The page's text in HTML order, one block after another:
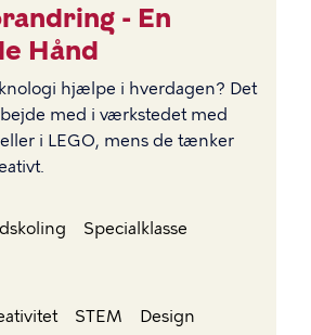
- En
Hånd
hjælpe i hverdagen? Det
med i værkstedet med
i LEGO, mens de tænker
Specialklasse
STEM
Design